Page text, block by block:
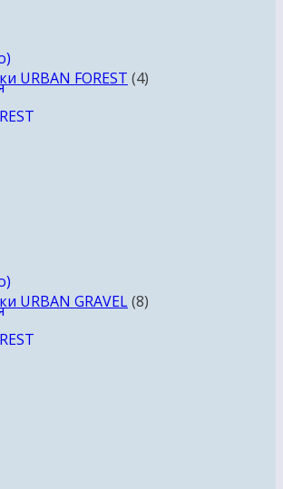
URBAN FOREST 4
URBAN GRAVEL 8